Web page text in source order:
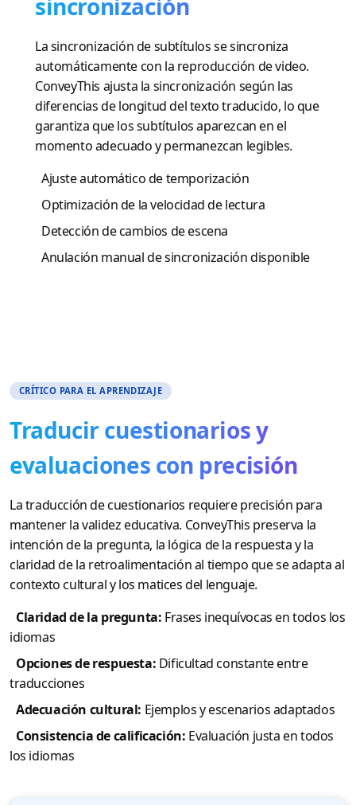
sincronización
La sincronización de subtítulos se sincroniza
automáticamente con la reproducción de video.
ConveyThis ajusta la sincronización según las
diferencias de longitud del texto traducido, lo que
garantiza que los subtítulos aparezcan en el
momento adecuado y permanezcan legibles.
Ajuste automático de temporización
Optimización de la velocidad de lectura
Detección de cambios de escena
Anulación manual de sincronización disponible
CRÍTICO PARA EL APRENDIZAJE
Traducir cuestionarios y
evaluaciones con precisión
La traducción de cuestionarios requiere precisión para
mantener la validez educativa. ConveyThis preserva la
intención de la pregunta, la lógica de la respuesta y la
claridad de la retroalimentación al tiempo que se adapta al
contexto cultural y los matices del lenguaje.
Claridad de la pregunta: Frases inequívocas en todos los
idiomas
Opciones de respuesta: Dificultad constante entre
traducciones
Adecuación cultural: Ejemplos y escenarios adaptados
Consistencia de calificación: Evaluación justa en todos
los idiomas